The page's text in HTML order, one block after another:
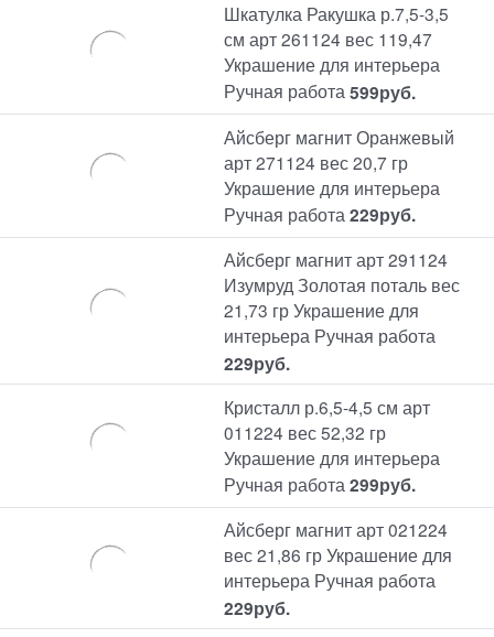
Шкатулка Ракушка р.7,5-3,5
см арт 261124 вес 119,47
Украшение для интерьера
Ручная работа599руб.
Айсберг магнит Оранжевый
арт 271124 вес 20,7 гр
Украшение для интерьера
Ручная работа 229руб.
Айсберг магнит арт 291124
Изумруд Золотая поталь вес
21,73 гр Украшение для
интерьера Ручная работа
229руб.
Кристалл р.6,5-4,5 см арт
011224 вес 52,32 гр
Украшение для интерьера
Ручная работа 299руб.
Айсберг магнит арт 021224
вес 21,86 гр Украшение для
интерьера Ручная работа
229руб.